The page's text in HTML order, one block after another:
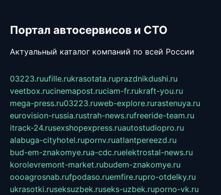
Портал автосервисов и СТО
Актуальный каталог компаний по всей России
03223.ruufille.rukrasotata.ruprazdnikdushi.ru
veetbox.rucinemapost.ruciam-fr.rukraft-you.ru
mega-press.ru03223.ruweb-explore.rurastenuya.ru
eurovision-russia.rustrah-news.rufreeride-team.ru
itrack-24.rusexshopexpress.ruautostudiopro.ru
alabuga-cityhotel.rupornv.ruatlantpereezd.ru
bud-em-znakomye.rua-cdc.ruelektrostal-news.ru
korolevremont-market.rubudem-znakomye.ru
oooagrosnab.rufpodaso.ruemfire.rupro-otdelky.ru
ukrasotki.ruseksuzbek.ruseks-uzbek.ruporno-vk.ru